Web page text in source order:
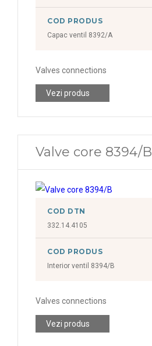
COD PRODUS
Capac ventil 8392/A
Valves connections
Vezi produs
Valve core 8394/B
COD DTN
332.14.4105
COD PRODUS
Interior ventil 8394/B
Valves connections
Vezi produs